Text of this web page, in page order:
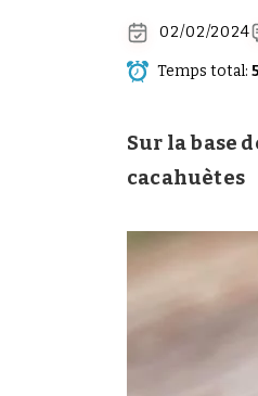
02/02/2024
Temps total:
Sur la base
cacahuètes